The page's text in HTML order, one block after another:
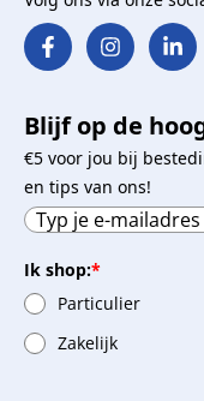
Blijf op de
€5 voor jou bij
en tips van ons!
Ik shop:*
Particulier
Zakelijk